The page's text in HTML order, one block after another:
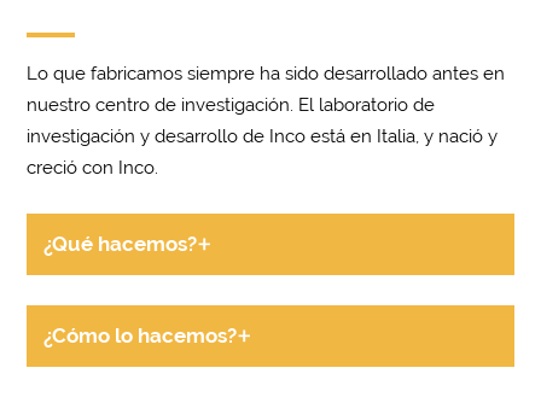
Lo que fabricamos siempre ha sido desarrollado antes en
nuestro centro de investigación. El laboratorio de
investigación y desarrollo de Inco está en Italia, y nació y
creció con Inco.
¿Qué hacemos?+
¿Cómo lo hacemos?+